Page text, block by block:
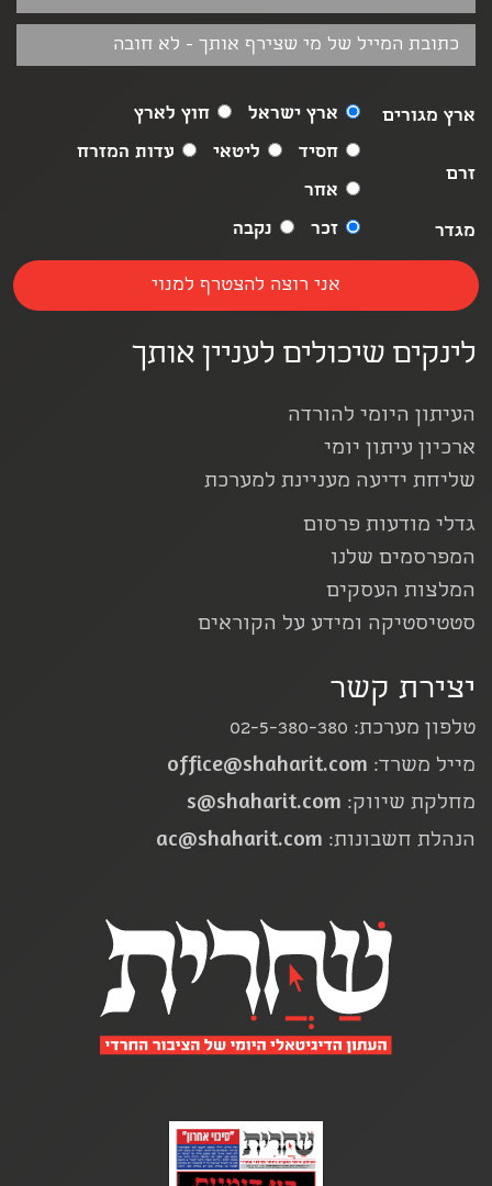
ארץ מגורים ארץ ישראל חוץ לארץ
זרם
חסיד ליטאי
עדות המזרח
אחר
מגדר
זכר נקבה
לינקים שיכולים לעניין אותך
העיתון היומי להורדה
ארכיון עיתון יומי
שליחת ידיעה מעניינת למערכת
גדלי מודעות פרסום
המפרסמים שלנו
המלצות העסקים
סטטיסטיקה ומידע על הקוראים
יצירת קשר
טלפון מערכת: 02-5-380-380
מייל משרד: office@shaharit.com
מחלקת שיווק: s@shaharit.com
הנהלת חשבונות: ac@shaharit.com